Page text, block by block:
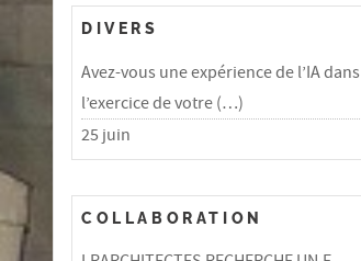
DIVERS
Avez-vous une expérience de l’IA dans
l’exercice de votre (…)
25 juin
COLLABORATION